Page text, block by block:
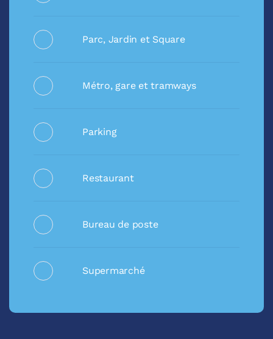
Parc, Jardin et Square
Métro, gare et tramways
Parking
Restaurant
Bureau de poste
Supermarché